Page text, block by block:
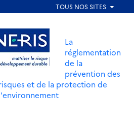
Aller au menu
La
réglementation
de la
prévention des
et de la protection de